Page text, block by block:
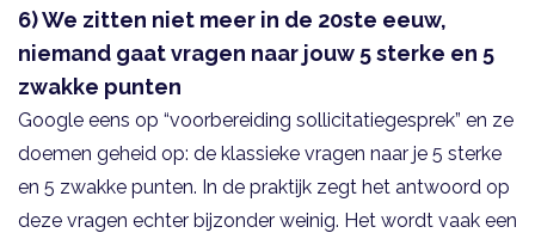
6) We zitten niet meer in de 20ste eeuw,
niemand gaat vragen naar jouw 5 sterke en 5
zwakke punten
Google eens op “voorbereiding sollicitatiegesprek” en ze
doemen geheid op: de klassieke vragen naar je 5 sterke
en 5 zwakke punten. In de praktijk zegt het antwoord op
deze vragen echter bijzonder weinig. Het wordt vaak een